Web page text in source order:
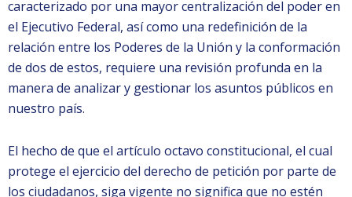
caracterizado por una mayor centralización del poder en
el Ejecutivo Federal, así como una redefinición de la
relación entre los Poderes de la Unión y la conformación
de dos de estos, requiere una revisión profunda en la
manera de analizar y gestionar los asuntos públicos en
nuestro país.
El hecho de que el artículo octavo constitucional, el cual
protege el ejercicio del derecho de petición por parte de
los ciudadanos, siga vigente no significa que no estén